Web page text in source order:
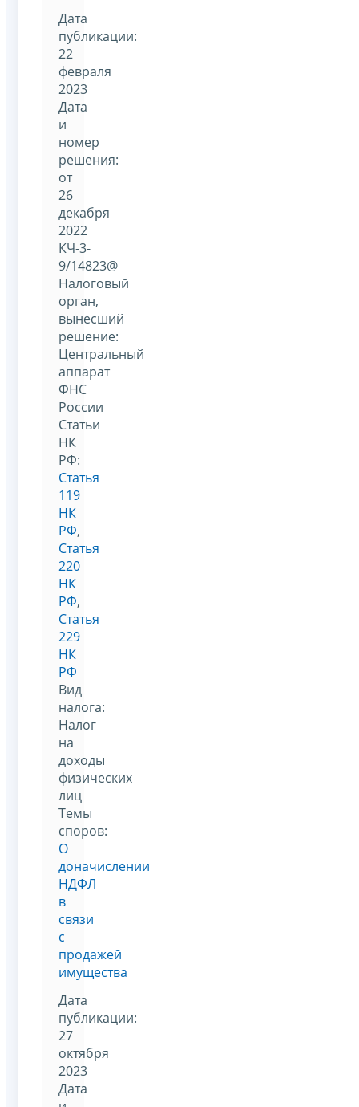
Дата
публикации:
22
февраля
2023
Дата
и
номер
решения:
от
26
декабря
2022
КЧ-3-
9/14823@
Налоговый
орган,
вынесший
решение:
Центральный
аппарат
ФНС
России
Статьи
НК
РФ:
Статья
119
НК
РФ,
Статья
220
НК
РФ,
Статья
229
НК
РФ
Вид
налога:
Налог
на
доходы
физических
лиц
Темы
споров:
О
доначислении
НДФЛ
в
связи
с
продажей
имущества
Дата
публикации:
27
октября
2023
Дата